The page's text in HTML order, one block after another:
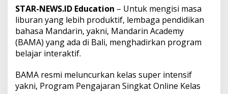
B
a
l
i
M
a
r
STAR-NEWS.ID Education – Untuk mengisi masa
liburan yang lebih produktif, lembaga pendidikan
bahasa Mandarin, yakni, Mandarin Academy
(BAMA) yang ada di Bali, menghadirkan program
belajar interaktif.
BAMA resmi meluncurkan kelas super intensif
yakni, Program Pengajaran Singkat Online Kelas